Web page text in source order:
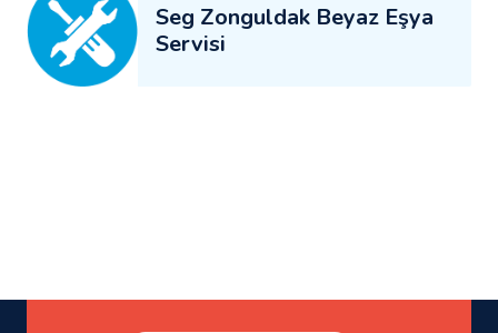
Seg Zonguldak Beyaz Eşya
Servisi